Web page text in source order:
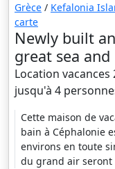
Grèce / Kefalonia
carte
Newly built
great sea
Location vacances
jusqu'à 4
Cette maison de
bain à Céphalonie
environs en toute
du grand air seront